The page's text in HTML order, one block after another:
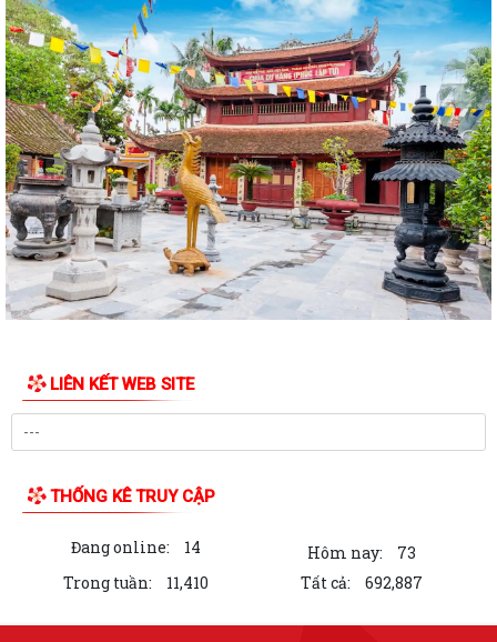
Cảnh báo thủ đoạn giả danh cơ quan hành chính công để lừa đảo
Tổ dân phố Thái Sơn gặp mặt, trao quà tri ân người có công nhân dịp
kỷ niệm 79 năm ngày Thương binh...
Chương trình làm việc tuần 30 của Lãnh đạo UBND phường Phạm Sư
Mạnh
Chương trình làm việc của Thường trực Đảng ủy tuần thứ 30 (từ ngày
20/7 đến 26/7/2026)
Phường Phạm Sư Mạnh tổ chức Lễ dâng hương, dâng hoa và lấy mẫu
hài cốt liệt sĩ đối với 62 mộ chưa...
người có công nhân dịp kỷ niệm...
Phường Phạm Sư Mạnh tổ chức Hội nghị giới thiệu bộ giải pháp
Thông báo Chương trình làm việc tuần 29 của Lãnh đạo UBND phường
Chương trình làm việc của Thường trực Đảng ủy tuần thứ 29 (từ ngày
13/7 đến 19/7/2026)
LIÊN KẾT WEB SITE
THỐNG KÊ TRUY CẬP
Đang online: 14 Hôm nay:
73
Trong tuần:
11,410 Tất cả: 692,887